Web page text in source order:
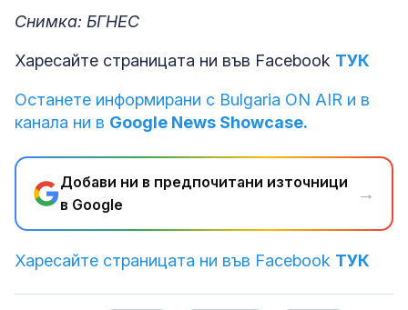
Снимка: БГНЕС
Харесайте страницата ни във Facebook ТУК
Останете информирани с Bulgaria ON AIR и в
канала ни в Google News Showcase.
Добави ни в предпочитани източници
в Google
→
Харесайте страницата ни във Facebook ТУК